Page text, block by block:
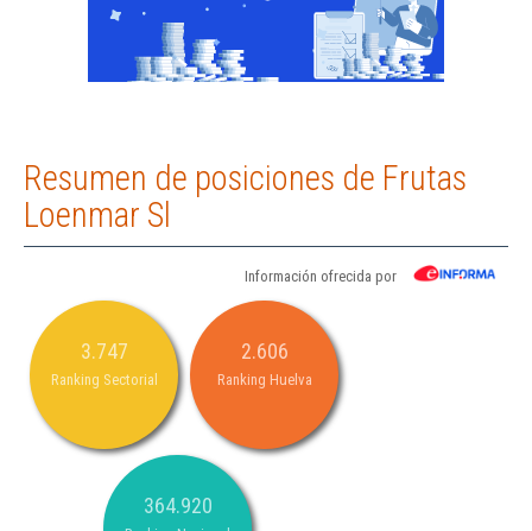
Resumen de posiciones de Frutas
Loenmar Sl
Información ofrecida por
3.747
Ranking Sectorial
2.606
Ranking Huelva
364.920